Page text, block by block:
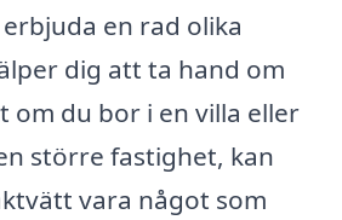
en rad olika
dig att ta hand om
om du bor i en villa eller
större fastighet, kan
vara något som